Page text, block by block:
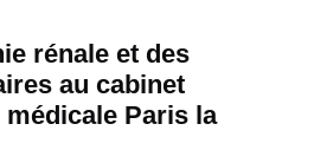
rénale et des
au cabinet
médicale Paris la